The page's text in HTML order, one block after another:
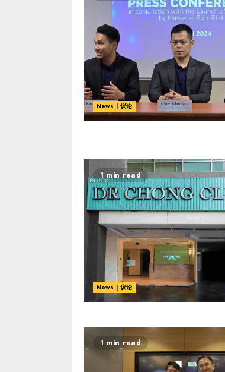
News | 议论
1 min read
News | 议论
1 min read